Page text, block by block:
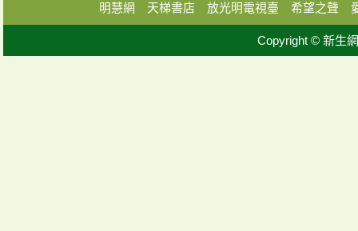
明慧網
天梯書店 放光明電視臺 希望之聲
Copyright © 新生